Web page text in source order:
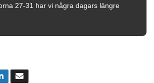
27-31 har vi några dagars längre